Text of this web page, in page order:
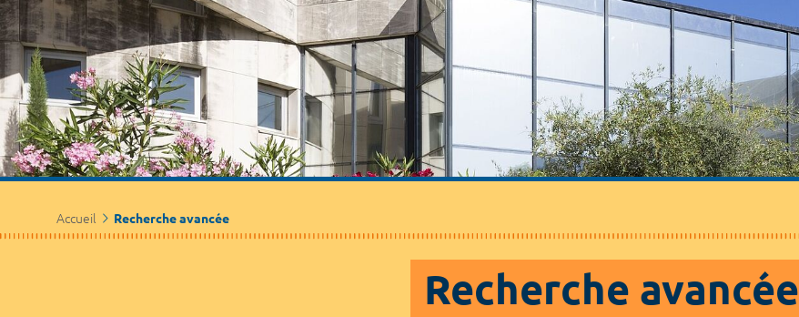
Accueil Recherche avancée
Recherche avancée